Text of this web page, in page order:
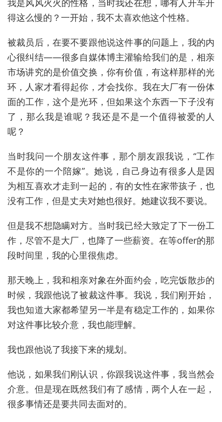
我是风风火火的性格，当时我还在想，哪有人开车开
得这么慢的？一开始，我不太喜欢他这个性格。
被裁员后，在要不要跟他说这件事的问题上，我的内
心很纠结——很多自媒体博主灌输给我们的是，相亲
市场讲究的是价值交换，你有价值，有这样那样的光
环，人家才看得起你，才会找你。我在大厂有一份体
面的工作，这个是光环，但如果这个东西一下子没有
了，那么我是谁呢？我还是不是一个值得被爱的人
呢？
当时我问一个朋友这件事，那个朋友跟我说，“工作
不是你的一个陪嫁”。她说，自己身边有很多人是因
为相互喜欢才走到一起的，有的女性在家带孩子，也
没有工作，但是丈夫对她也很好。她建议我不要说。
但是我不想隐瞒对方。当时我已经大致定了下一份工
作，尽管不是大厂，也降了一些薪资。在等offer的那
段时间里，我的心里很焦虑。
那天晚上，我和相亲对象在外面约会，吃完饭散步的
时候，我跟他说了被裁这件事。我说，我们刚开始，
我也知道大家都希望另一半是有稳定工作的，如果你
对这件事比较介意，我也能理解。
我也跟他说了我接下来的规划。
他说，如果我们刚认识，你跟我说这件事，我当然会
介意。但是现在既然我们有了感情，两个人在一起，
很多事情还是要共同去面对的。